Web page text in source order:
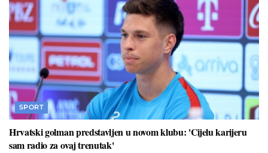
SPORT
Hrvatski golman predstavljen u novom klubu: 'Cijelu karijeru
sam radio za ovaj trenutak'